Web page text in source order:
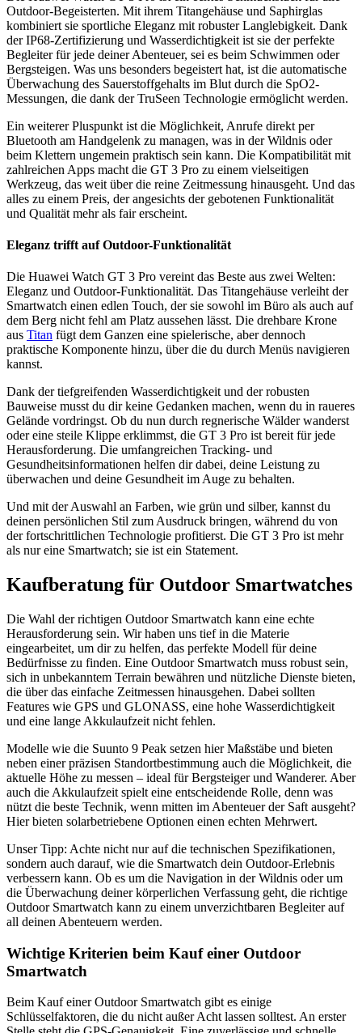
Outdoor-Begeisterten. Mit ihrem Titangehäuse und Saphirglas
kombiniert sie sportliche Eleganz mit robuster Langlebigkeit. Dank
der IP68-Zertifizierung und Wasserdichtigkeit ist sie der perfekte
Begleiter für jede deiner Abenteuer, sei es beim Schwimmen oder
Bergsteigen. Was uns besonders begeistert hat, ist die automatische
Überwachung des Sauerstoffgehalts im Blut durch die SpO2-
Messungen, die dank der TruSeen Technologie ermöglicht werden.
Ein weiterer Pluspunkt ist die Möglichkeit, Anrufe direkt per
Bluetooth am Handgelenk zu managen, was in der Wildnis oder
beim Klettern ungemein praktisch sein kann. Die Kompatibilität mit
zahlreichen Apps macht die GT 3 Pro zu einem vielseitigen
Werkzeug, das weit über die reine Zeitmessung hinausgeht. Und das
alles zu einem Preis, der angesichts der gebotenen Funktionalität
und Qualität mehr als fair erscheint.
Eleganz trifft auf Outdoor-Funktionalität
Die Huawei Watch GT 3 Pro vereint das Beste aus zwei Welten:
Eleganz und Outdoor-Funktionalität. Das Titangehäuse verleiht der
Smartwatch einen edlen Touch, der sie sowohl im Büro als auch auf
dem Berg nicht fehl am Platz aussehen lässt. Die drehbare Krone
aus Titan fügt dem Ganzen eine spielerische, aber dennoch
praktische Komponente hinzu, über die du durch Menüs navigieren
kannst.
Dank der tiefgreifenden Wasserdichtigkeit und der robusten
Bauweise musst du dir keine Gedanken machen, wenn du in raueres
Gelände vordringst. Ob du nun durch regnerische Wälder wanderst
oder eine steile Klippe erklimmst, die GT 3 Pro ist bereit für jede
Herausforderung. Die umfangreichen Tracking- und
Gesundheitsinformationen helfen dir dabei, deine Leistung zu
überwachen und deine Gesundheit im Auge zu behalten.
Und mit der Auswahl an Farben, wie grün und silber, kannst du
deinen persönlichen Stil zum Ausdruck bringen, während du von
der fortschrittlichen Technologie profitierst. Die GT 3 Pro ist mehr
als nur eine Smartwatch; sie ist ein Statement.
Kaufberatung für Outdoor Smartwatches
Die Wahl der richtigen Outdoor Smartwatch kann eine echte
Herausforderung sein. Wir haben uns tief in die Materie
eingearbeitet, um dir zu helfen, das perfekte Modell für deine
Bedürfnisse zu finden. Eine Outdoor Smartwatch muss robust sein,
sich in unbekanntem Terrain bewähren und nützliche Dienste bieten,
die über das einfache Zeitmessen hinausgehen. Dabei sollten
Features wie GPS und GLONASS, eine hohe Wasserdichtigkeit
und eine lange Akkulaufzeit nicht fehlen.
Modelle wie die Suunto 9 Peak setzen hier Maßstäbe und bieten
neben einer präzisen Standortbestimmung auch die Möglichkeit, die
aktuelle Höhe zu messen – ideal für Bergsteiger und Wanderer. Aber
auch die Akkulaufzeit spielt eine entscheidende Rolle, denn was
nützt die beste Technik, wenn mitten im Abenteuer der Saft ausgeht?
Hier bieten solarbetriebene Optionen einen echten Mehrwert.
Unser Tipp: Achte nicht nur auf die technischen Spezifikationen,
sondern auch darauf, wie die Smartwatch dein Outdoor-Erlebnis
verbessern kann. Ob es um die Navigation in der Wildnis oder um
die Überwachung deiner körperlichen Verfassung geht, die richtige
Outdoor Smartwatch kann zu einem unverzichtbaren Begleiter auf
all deinen Abenteuern werden.
Wichtige Kriterien beim Kauf einer Outdoor
Smartwatch
Beim Kauf einer Outdoor Smartwatch gibt es einige
Schlüsselfaktoren, die du nicht außer Acht lassen solltest. An erster